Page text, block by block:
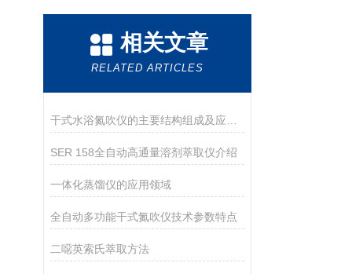
相关文章
RELATED ARTICLES
SER 158全自动高通量溶剂萃取仪介绍
一体化蒸馏仪的应用领域
全自动多功能干式氮吹仪技术参数特点
二噁英索氏萃取方法